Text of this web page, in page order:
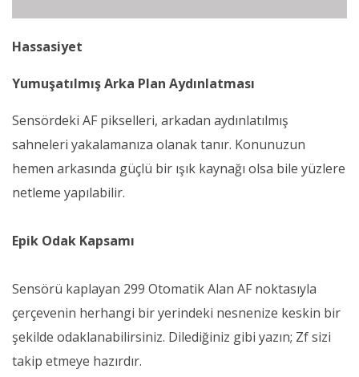
Hassasiyet
Yumuşatılmış Arka Plan Aydınlatması
Sensördeki AF pikselleri, arkadan aydınlatılmış
sahneleri yakalamanıza olanak tanır. Konunuzun
hemen arkasında güçlü bir ışık kaynağı olsa bile yüzlere
netleme yapılabilir.
Epik Odak Kapsamı
Sensörü kaplayan 299 Otomatik Alan AF noktasıyla
çerçevenin herhangi bir yerindeki nesnenize keskin bir
şekilde odaklanabilirsiniz. Dilediğiniz gibi yazın; Zf sizi
takip etmeye hazırdır.